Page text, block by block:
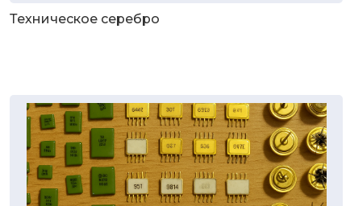
Техническое серебро